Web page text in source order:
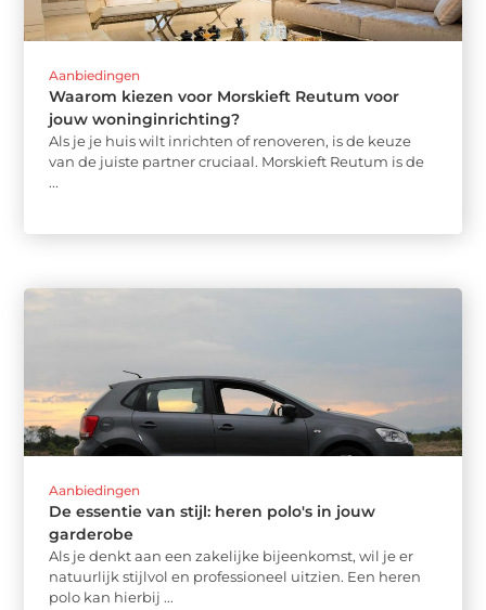
Aanbiedingen
Waarom kiezen voor Morskieft Reutum voor
jouw woninginrichting?
Als je je huis wilt inrichten of renoveren, is de keuze
van de juiste partner cruciaal. Morskieft Reutum is de
...
Aanbiedingen
De essentie van stijl: heren polo's in jouw
garderobe
Als je denkt aan een zakelijke bijeenkomst, wil je er
natuurlijk stijlvol en professioneel uitzien. Een heren
polo kan hierbij ...